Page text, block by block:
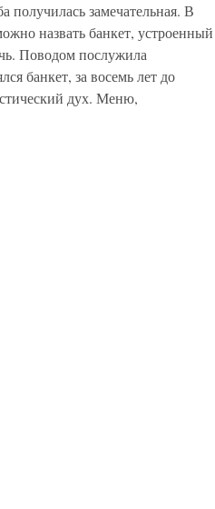
замечательная. В
назвать банкет, устроенный
Поводом послужила
банкет, за восемь лет до
дух. Меню,